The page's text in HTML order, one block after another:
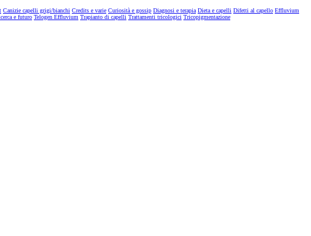
Canizie capelli grigi/bianchi Credits e varie Curiosità e gossip Diagnosi e terapia Dieta e capelli Difetti al capello Effluvium
e futuro Telogen Effluvium Trapianto di capelli Trattamenti tricologici Tricopigmentazione